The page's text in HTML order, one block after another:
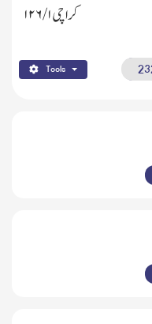
کراچی۱/ ۱۲۶
Tools